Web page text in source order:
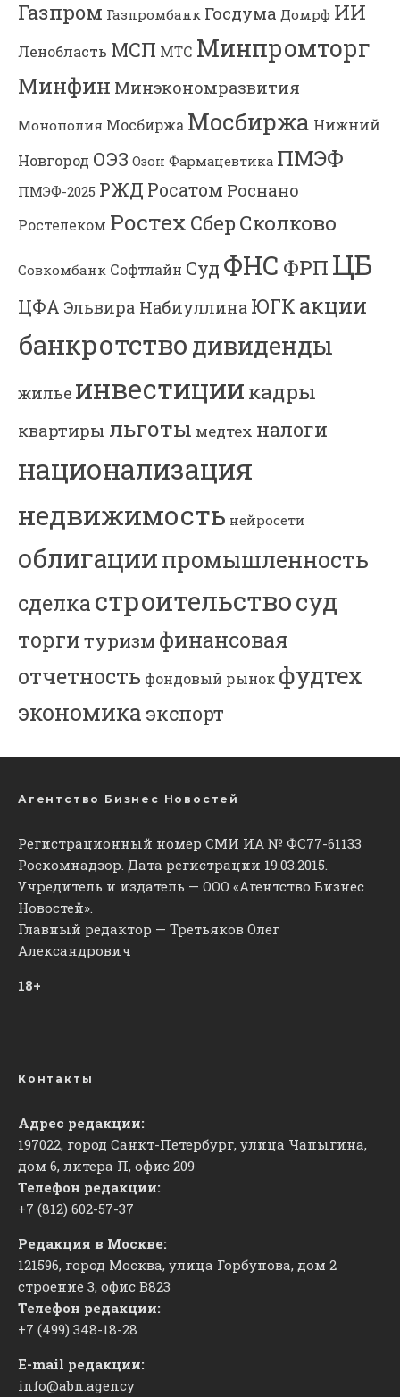
Газпром Газпромбанк Госдума Домрф ИИ
Ленобласть МСП МТС Минпромторг
Минфин Минэкономразвития
Монополия Мосбиржа Мосбиржа Нижний
Новгород ОЭЗ Озон Фармацевтика ПМЭФ
ПМЭФ-2025 РЖД Росатом Роснано
Ростелеком Ростех Сбер Сколково
Совкомбанк Софтлайн Суд ФНС ФРП ЦБ
ЦФА Эльвира Набиуллина ЮГК акции
банкротство дивиденды
жилье инвестиции кадры
квартиры льготы медтех налоги
национализация
недвижимость нейросети
облигациипромышленность
сделкастроительствосуд
торгитуризм финансовая
отчетность фондовый рынок фудтех
экономика экспорт
Агентство Бизнес Новостей
Регистрационный номер СМИ ИА № ФС77-61133
Роскомнадзор. Дата регистрации 19.03.2015.
Учредитель и издатель — ООО «Агентство Бизнес
Новостей».
Главный редактор — Третьяков Олег
Александрович
18+
Контакты
Адрес редакции:
197022, город Санкт-Петербург, улица Чапыгина,
дом 6, литера П, офис 209
Телефон редакции:
+7 (812) 602-57-37
Редакция в Москве:
121596, город Москва, улица Горбунова, дом 2
строение 3, офис ​В823
Телефон редакции:
+7 (499) 348-18-28
E-mail редакции:
info@abn.agency